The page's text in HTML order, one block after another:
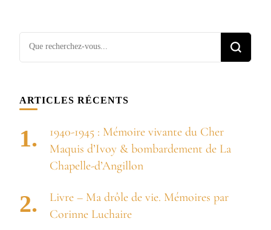
Vous
ARTICLES RÉCENTS
1940-1945 : Mémoire vivante du Cher
Maquis d’Ivoy & bombardement de La
Chapelle-d’Angillon
Livre – Ma drôle de vie. Mémoires par
Corinne Luchaire